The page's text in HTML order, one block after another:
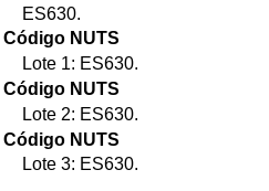
ES630.
Código NUTS
Lote 1: ES630.
Código NUTS
Lote 2: ES630.
Código NUTS
Lote 3: ES630.